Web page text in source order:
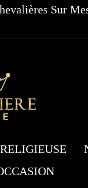
Sur
RELIGIEUSE